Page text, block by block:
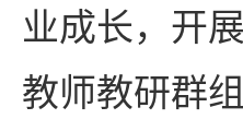
业成长，开
教师教研群